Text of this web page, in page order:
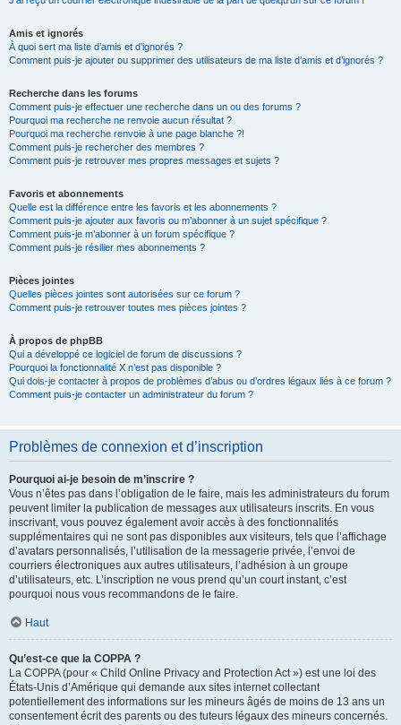
Amis et ignorés
À quoi sert ma liste d’amis et d’ignorés ?
Comment puis-je ajouter ou supprimer des utilisateurs de ma liste d’amis et d’ignorés ?
Recherche dans les forums
Comment puis-je effectuer une recherche dans un ou des forums ?
Pourquoi ma recherche ne renvoie aucun résultat ?
Pourquoi ma recherche renvoie à une page blanche ?!
Comment puis-je rechercher des membres ?
Comment puis-je retrouver mes propres messages et sujets ?
Favoris et abonnements
Quelle est la différence entre les favoris et les abonnements ?
Comment puis-je ajouter aux favoris ou m’abonner à un sujet spécifique ?
Comment puis-je m’abonner à un forum spécifique ?
Comment puis-je résilier mes abonnements ?
Pièces jointes
Quelles pièces jointes sont autorisées sur ce forum ?
Comment puis-je retrouver toutes mes pièces jointes ?
À propos de phpBB
Qui a développé ce logiciel de forum de discussions ?
Pourquoi la fonctionnalité X n’est pas disponible ?
Qui dois-je contacter à propos de problèmes d’abus ou d’ordres légaux liés à ce forum ?
Comment puis-je contacter un administrateur du forum ?
Problèmes de connexion et d’inscription
Pourquoi ai-je besoin de m’inscrire ?
Vous n’êtes pas dans l’obligation de le faire, mais les administrateurs du forum
peuvent limiter la publication de messages aux utilisateurs inscrits. En vous
inscrivant, vous pouvez également avoir accès à des fonctionnalités
supplémentaires qui ne sont pas disponibles aux visiteurs, tels que l’affichage
d’avatars personnalisés, l’utilisation de la messagerie privée, l’envoi de
courriers électroniques aux autres utilisateurs, l’adhésion à un groupe
d’utilisateurs, etc. L’inscription ne vous prend qu’un court instant, c’est
pourquoi nous vous recommandons de le faire.
Haut
Qu’est-ce que la COPPA ?
La COPPA (pour « Child Online Privacy and Protection Act ») est une loi des
États-Unis d’Amérique qui demande aux sites internet collectant
potentiellement des informations sur les mineurs âgés de moins de 13 ans un
consentement écrit des parents ou des tuteurs légaux des mineurs concernés.